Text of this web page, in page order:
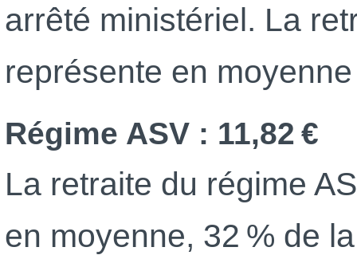
arrêté ministériel. La
représente en
Régime ASV : 11,82 €
La retraite du régime
en moyenne, 32 % de